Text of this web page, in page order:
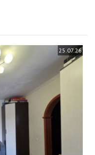
25.07.26